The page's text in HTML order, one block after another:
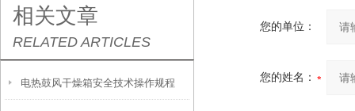
相关文章
RELATED ARTICLES
电热鼓风干燥箱安全技术操作规程
您的单位：
您的姓名：